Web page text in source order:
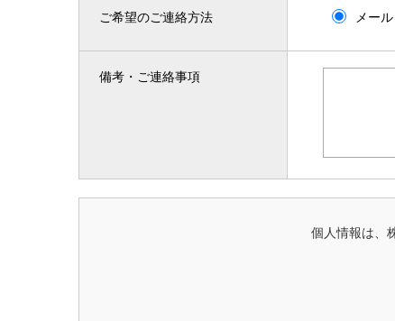
ご希望のご連絡方法 メール
備考・ご連絡事項
個人情報は、